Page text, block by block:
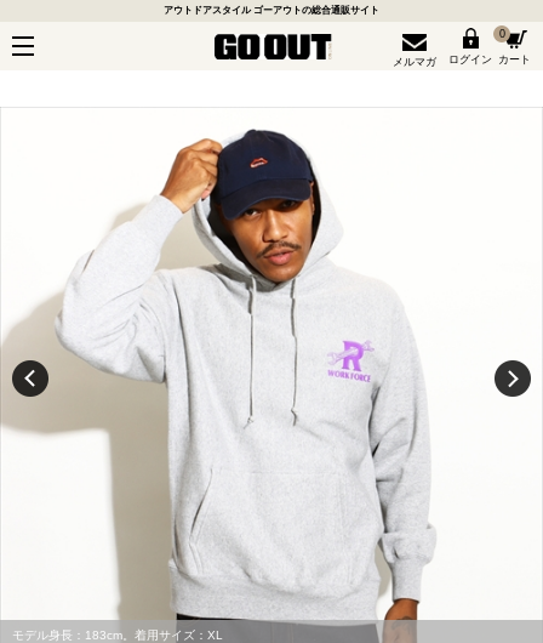
アウトドアスタイル ゴーアウトの総合通販サイト
メルマガ ログイン
0
カート
モデル身長：183cm。着用サイズ：XL